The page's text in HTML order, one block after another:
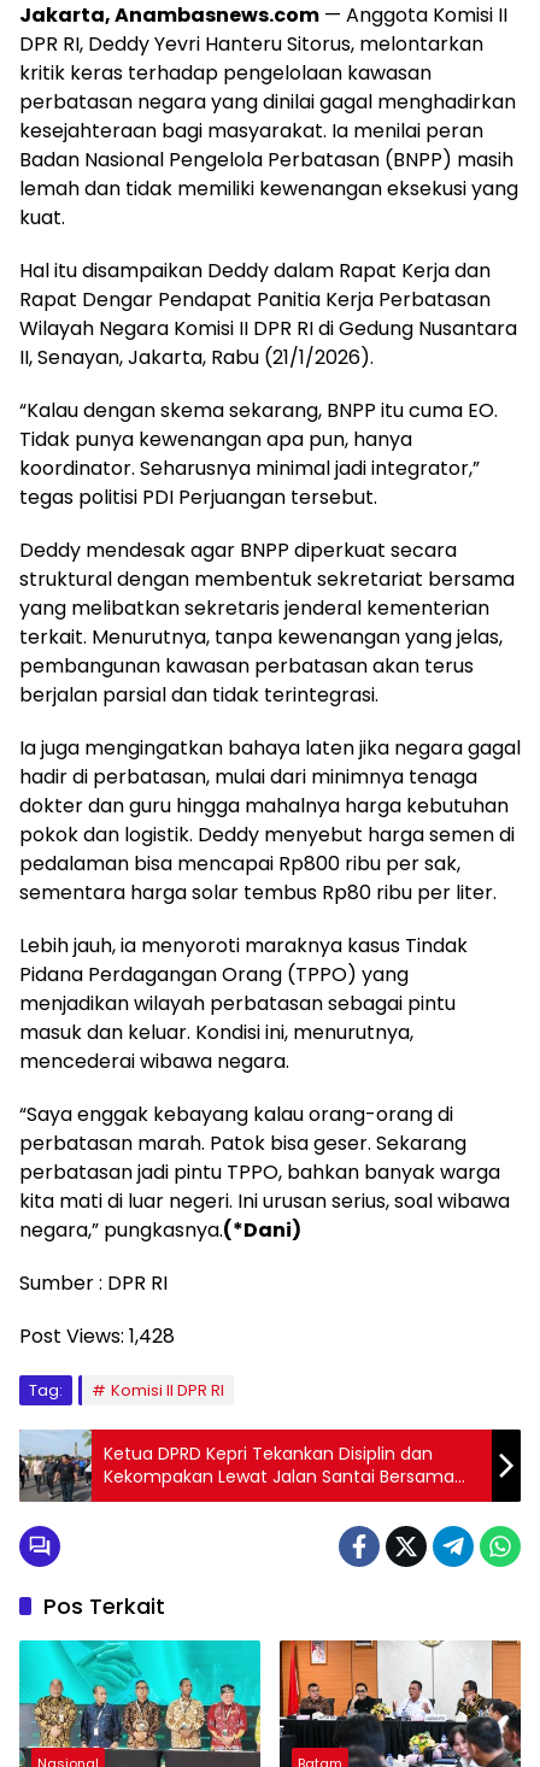
Jakarta, Anambasnews.com — Anggota Komisi II
DPR RI, Deddy Yevri Hanteru Sitorus, melontarkan
kritik keras terhadap pengelolaan kawasan
perbatasan negara yang dinilai gagal menghadirkan
kesejahteraan bagi masyarakat. Ia menilai peran
Badan Nasional Pengelola Perbatasan (BNPP) masih
lemah dan tidak memiliki kewenangan eksekusi yang
kuat.
Hal itu disampaikan Deddy dalam Rapat Kerja dan
Rapat Dengar Pendapat Panitia Kerja Perbatasan
Wilayah Negara Komisi II DPR RI di Gedung Nusantara
II, Senayan, Jakarta, Rabu (21/1/2026).
“Kalau dengan skema sekarang, BNPP itu cuma EO.
Tidak punya kewenangan apa pun, hanya
koordinator. Seharusnya minimal jadi integrator,”
tegas politisi PDI Perjuangan tersebut.
Deddy mendesak agar BNPP diperkuat secara
struktural dengan membentuk sekretariat bersama
yang melibatkan sekretaris jenderal kementerian
terkait. Menurutnya, tanpa kewenangan yang jelas,
pembangunan kawasan perbatasan akan terus
berjalan parsial dan tidak terintegrasi.
Ia juga mengingatkan bahaya laten jika negara gagal
hadir di perbatasan, mulai dari minimnya tenaga
dokter dan guru hingga mahalnya harga kebutuhan
pokok dan logistik. Deddy menyebut harga semen di
pedalaman bisa mencapai Rp800 ribu per sak,
sementara harga solar tembus Rp80 ribu per liter.
Lebih jauh, ia menyoroti maraknya kasus Tindak
Pidana Perdagangan Orang (TPPO) yang
menjadikan wilayah perbatasan sebagai pintu
masuk dan keluar. Kondisi ini, menurutnya,
mencederai wibawa negara.
“Saya enggak kebayang kalau orang-orang di
perbatasan marah. Patok bisa geser. Sekarang
perbatasan jadi pintu TPPO, bahkan banyak warga
kita mati di luar negeri. Ini urusan serius, soal wibawa
negara,” pungkasnya.(*Dani)
Sumber : DPR RI
Post Views: 1,428
Tag: Komisi II DPR RI
Ketua DPRD Kepri Tekankan Disiplin dan
Kekompakan Lewat Jalan Santai Bersama
Jajaran
Pos Terkait
Nasional Batam